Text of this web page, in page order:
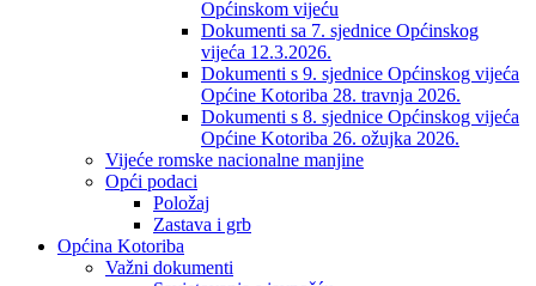
Općinskom vijeću
Dokumenti sa 7. sjednice Općinskog
vijeća 12.3.2026.
Dokumenti s 9. sjednice Općinskog vijeća
Općine Kotoriba 28. travnja 2026.
Dokumenti s 8. sjednice Općinskog vijeća
Općine Kotoriba 26. ožujka 2026.
Vijeće romske nacionalne manjine
Opći podaci
Položaj
Zastava i grb
Općina Kotoriba
Važni dokumenti